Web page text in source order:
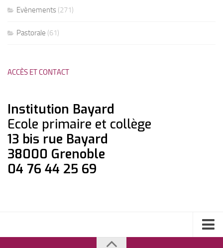
Evènements (271)
Pastorale (61)
ACCÈS ET CONTACT
Institution Bayard
Ecole primaire et collège
13 bis rue Bayard
38000 Grenoble
04 76 44 25 69